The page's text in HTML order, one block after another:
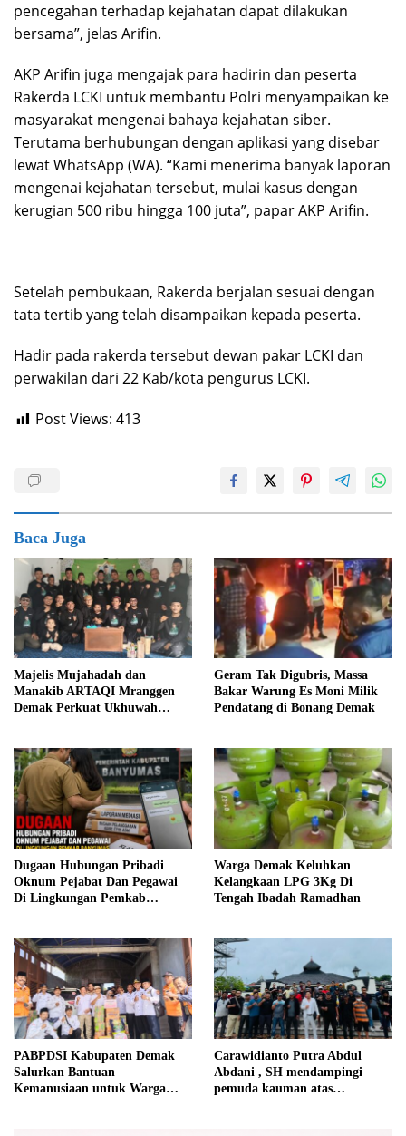
pencegahan terhadap kejahatan dapat dilakukan
bersama”, jelas Arifin.
AKP Arifin juga mengajak para hadirin dan peserta
Rakerda LCKI untuk membantu Polri menyampaikan ke
masyarakat mengenai bahaya kejahatan siber.
Terutama berhubungan dengan aplikasi yang disebar
lewat WhatsApp (WA). “Kami menerima banyak laporan
mengenai kejahatan tersebut, mulai kasus dengan
kerugian 500 ribu hingga 100 juta”, papar AKP Arifin.
Setelah pembukaan, Rakerda berjalan sesuai dengan
tata tertib yang telah disampaikan kepada peserta.
Hadir pada rakerda tersebut dewan pakar LCKI dan
perwakilan dari 22 Kab/kota pengurus LCKI.
Post Views: 413
Baca Juga
Majelis Mujahadah dan
Manakib ARTAQI Mranggen
Demak Perkuat Ukhuwah
Geram Tak Digubris, Massa
Bakar Warung Es Moni Milik
Pendatang di Bonang Demak
Dugaan Hubungan Pribadi
Oknum Pejabat Dan Pegawai
Di Lingkungan Pemkab
Memberikan Klarifikasi
Warga Demak Keluhkan
Kelangkaan LPG 3Kg Di
Tengah Ibadah Ramadhan
PABPDSI Kabupaten Demak
Salurkan Bantuan
Kemanusiaan untuk Warga
Carawidianto Putra Abdul
Abdani , SH mendampingi
pemuda kauman atas